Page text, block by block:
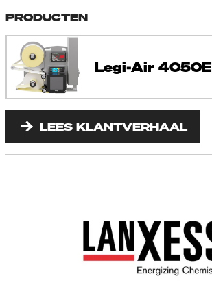
PRODUCTEN
Legi-Air 4050E
LEES KLANTVERHAAL